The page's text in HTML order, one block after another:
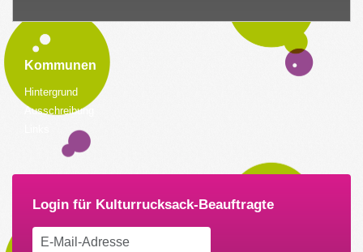
Kommunen
Hintergrund
Ausschreibung